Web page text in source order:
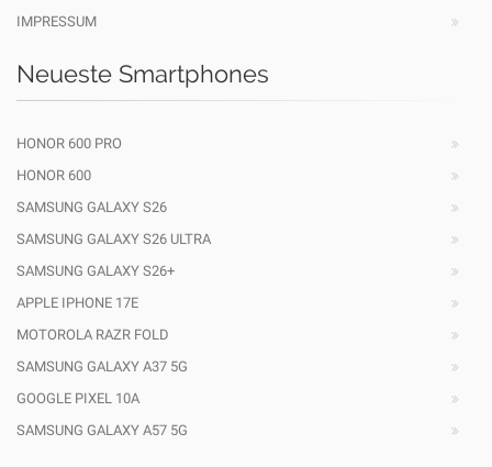
IMPRESSUM
Neueste Smartphones
HONOR 600 PRO
HONOR 600
SAMSUNG GALAXY S26
SAMSUNG GALAXY S26 ULTRA
SAMSUNG GALAXY S26+
APPLE IPHONE 17E
MOTOROLA RAZR FOLD
SAMSUNG GALAXY A37 5G
GOOGLE PIXEL 10A
SAMSUNG GALAXY A57 5G